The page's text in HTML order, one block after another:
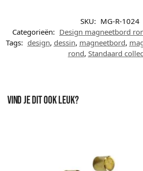
SKU: MG-R-1024
Categorieën: Design magneetbord
Tags: design, dessin, magneetbord,
rond, Standaard
Vind je dit ook leuk?